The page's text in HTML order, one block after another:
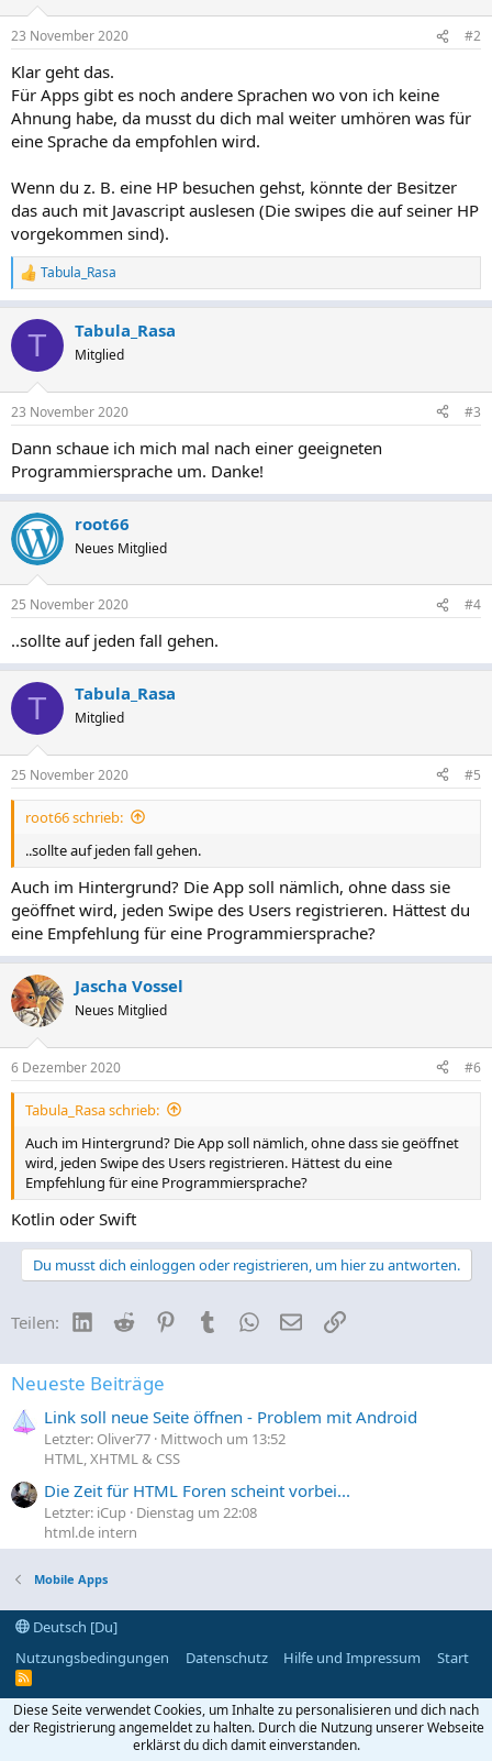
23 November 2020 #2
Klar geht das.
Für Apps gibt es noch andere Sprachen wo von ich keine
Ahnung habe, da musst du dich mal weiter umhören was für
eine Sprache da empfohlen wird.
Wenn du z. B. eine HP besuchen gehst, könnte der Besitzer
das auch mit Javascript auslesen (Die swipes die auf seiner HP
vorgekommen sind).
R
e
k
i
n
e
:
Tabula_Rasa
T Tabula_Rasa
Mitglied
23 November 2020 #3
Dann schaue ich mich mal nach einer geeigneten
Programmiersprache um. Danke!
root66
Neues Mitglied
25 November 2020 #4
..sollte auf jeden fall gehen.
T Tabula_Rasa
Mitglied
25 November 2020 #5
root66 schrieb:
..sollte auf jeden fall gehen.
Auch im Hintergrund? Die App soll nämlich, ohne dass sie
geöffnet wird, jeden Swipe des Users registrieren. Hättest du
eine Empfehlung für eine Programmiersprache?
Jascha Vossel
Neues Mitglied
6 Dezember 2020 #6
Tabula_Rasa schrieb:
Auch im Hintergrund? Die App soll nämlich, ohne dass sie geöffnet
wird, jeden Swipe des Users registrieren. Hättest du eine
Empfehlung für eine Programmiersprache?
Kotlin oder Swift
Du musst dich einloggen oder registrieren, um hier zu antworten.
Teilen: LinkedIn
Reddit PinterestTumblrWhatsApp
E-MailLink
Neueste Beiträge
Link soll neue Seite öffnen - Problem mit Android
Letzter: Oliver77 Mittwoch um 13:52
HTML, XHTML & CSS
Die Zeit für HTML Foren scheint vorbei...
Letzter: iCup Dienstag um 22:08
html.de intern
Mobile Apps
Deutsch [Du]
Nutzungsbedingungen
Datenschutz Hilfe und Impressum Start
R
S
S
Diese Seite verwendet Cookies, um Inhalte zu personalisieren und dich nach
der Registrierung angemeldet zu halten. Durch die Nutzung unserer Webseite
erklärst du dich damit einverstanden.